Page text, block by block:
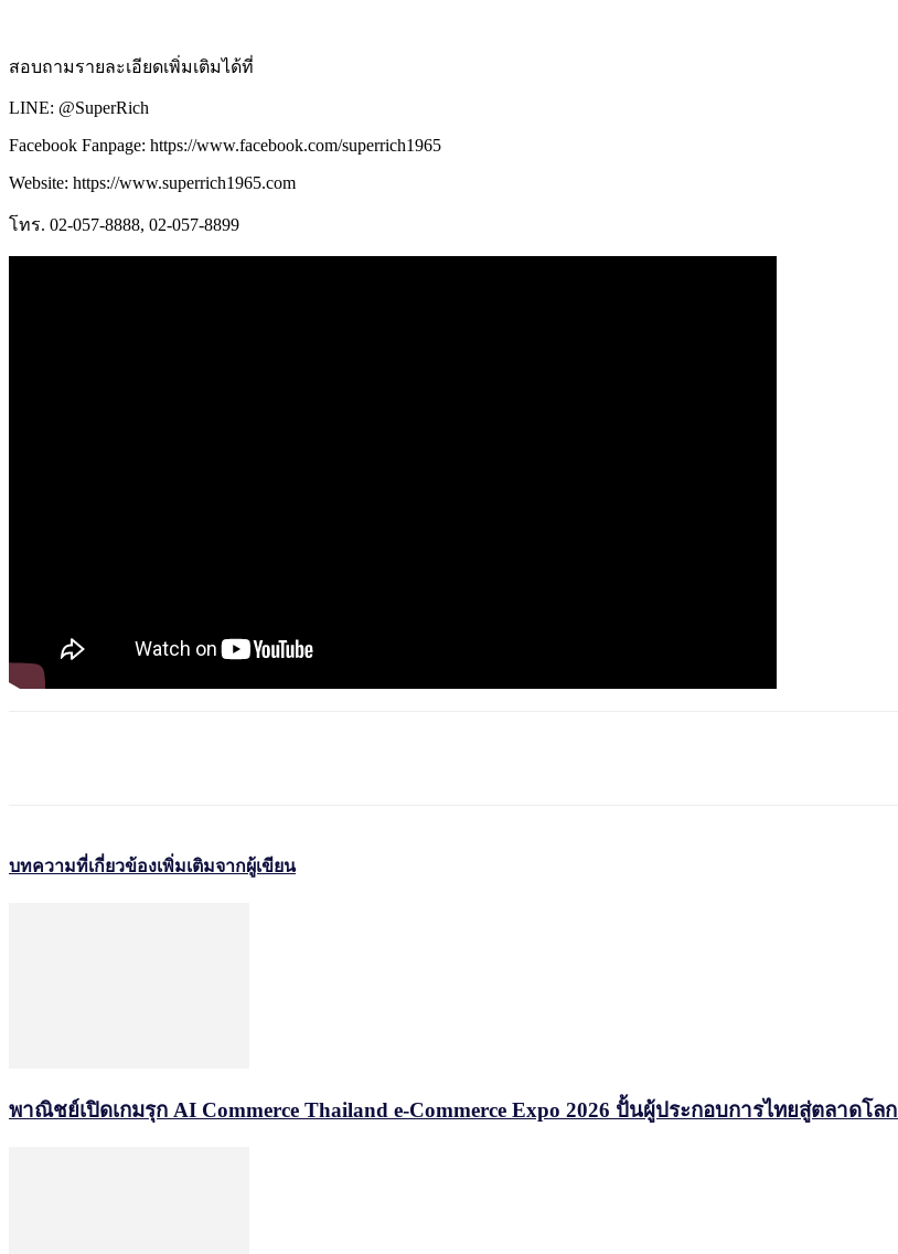
สอบถามรายละเอียดเพิ่มเติมได้ที่
LINE: @SuperRich
Facebook Fanpage: https://www.facebook.com/superrich1965
Website: https://www.superrich1965.com
โทร. 02-057-8888, 02-057-8899
บทความที่เกี่ยวข้องเพิ่มเติมจากผู้เขียน
พาณิชย์เปิดเกมรุก AI Commerce Thailand e-Commerce Expo 2026 ปั้นผู้ประกอบการไทยสู่ตลาดโลก